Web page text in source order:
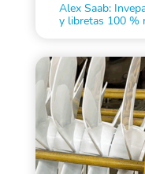
Alex Saab:
y libretas 100 %